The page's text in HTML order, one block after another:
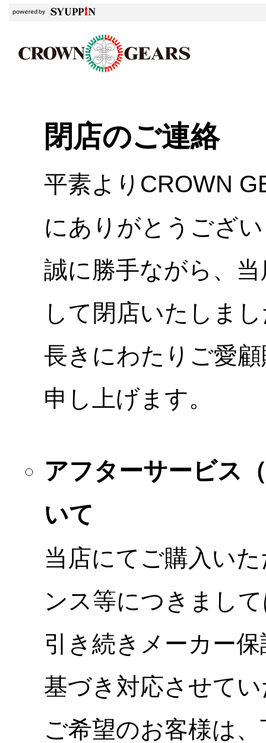
閉店のご連絡
平素よりCROWN
にありがとうござ
誠に勝手ながら、
して閉店いたしま
長きにわたりご愛
申し上げます。
アフターサービス
いて
当店にてご購入い
ンス等につきまし
引き続きメーカー
基づき対応させて
ご希望のお客様は